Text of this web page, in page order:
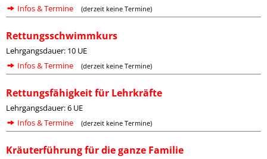
Infos & Termine
(derzeit keine Termine)
Rettungsschwimmkurs
Lehrgangsdauer: 10 UE
Infos & Termine
(derzeit keine Termine)
Rettungsfähigkeit für Lehrkräfte
Lehrgangsdauer: 6 UE
Infos & Termine
(derzeit keine Termine)
Kräuterführung für die ganze Familie